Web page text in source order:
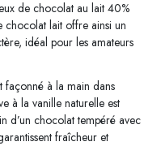
de chocolat au lait 40%
chocolat lait offre ainsi un
idéal pour les amateurs
façonné à la main dans
à la vanille naturelle est
d’un chocolat tempéré avec
fraîcheur et